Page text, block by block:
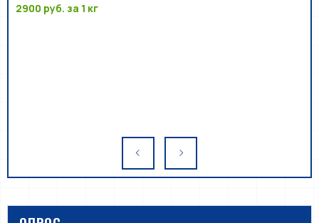
2900 руб. за 1 кг